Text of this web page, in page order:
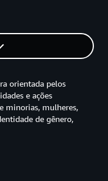
orientada pelos
e ações
minorias, mulheres,
de gênero,